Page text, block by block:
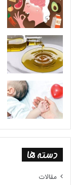
دسته ها
مقالات